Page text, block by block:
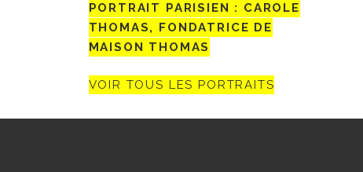
PORTRAIT PARISIEN : CAROLE
THOMAS, FONDATRICE DE
MAISON THOMAS
VOIR TOUS LES PORTRAITS